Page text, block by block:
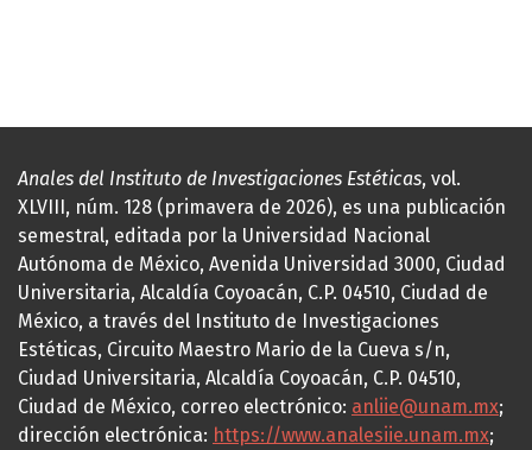
Anales del Instituto de Investigaciones Estéticas, vol.
XLVIII, núm. 128 (primavera de 2026), es una publicación
semestral, editada por la Universidad Nacional
Autónoma de México, Avenida Universidad 3000, Ciudad
Universitaria, Alcaldía Coyoacán, C.P. 04510, Ciudad de
México, a través del Instituto de Investigaciones
Estéticas, Circuito Maestro Mario de la Cueva s/n,
Ciudad Universitaria, Alcaldía Coyoacán, C.P. 04510,
Ciudad de México, correo electrónico: anliie@unam.mx;
dirección electrónica: https://www.analesiie.unam.mx;